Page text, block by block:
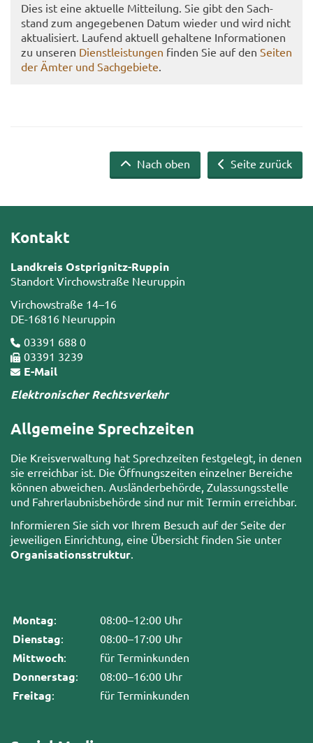
Dies ist eine ak­tu­el­le Mit­tei­lung. Sie gibt den Sach­
stand zum an­ge­ge­be­nen Datum wie­der und wird nicht
ak­tua­li­siert. Lau­fend ak­tu­ell ge­hal­te­ne In­for­ma­tio­nen
zu un­se­ren Dienst­leis­tun­gen fin­den Sie auf den Sei­ten
der Ämter und Sach­ge­bie­te.
Seite zurück
Nach oben
Kontakt
Landkreis Ostprignitz-Ruppin
Standort Virchowstraße Neuruppin
Virchowstraße 14–16
DE-16816 Neuruppin
03391 688 0
03391 3239
E-Mail
Elektronischer Rechtsverkehr
Allgemeine Sprechzeiten
Die Kreisverwaltung hat Sprechzeiten festgelegt, in denen
sie erreichbar ist. Die Öffnungszeiten einzelner Bereiche
können abweichen. Ausländerbehörde, Zulassungsstelle
und Fahrerlaubnisbehörde sind nur mit Termin erreichbar.
Informieren Sie sich vor Ihrem Besuch auf der Seite der
jeweiligen Einrichtung, eine Übersicht finden Sie unter
Organisationsstruktur
Montag: 08:00–12:00 Uhr
Dienstag: 08:00–17:00 Uhr
Mittwoch: für Terminkunden
Donnerstag: 08:00–16:00 Uhr
Freitag: für Terminkunden